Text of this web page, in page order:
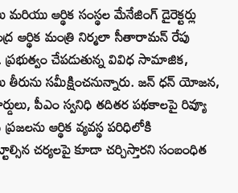
మరియు ఆర్థిక సంస్థల మేనేజింగ్ డైరెక్టర్లు
ఆర్థిక మంత్రి నిర్మలా సీతారామన్ రేపు
చేపడుతున్న వివిధ సామాజిక,
తీరును సమీక్షించనున్నారు. జన్ ధన్ యోజన,
పీఎం స్వనిధి తదితర పథకాలపై రివ్యూ
ఆర్థిక వ్యవస్థ పరిధిలోకి
చర్యలపై కూడా చర్చిస్తారని సంబంధిత